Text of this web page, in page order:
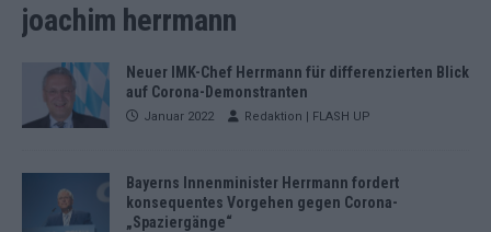
joachim herrmann
Neuer IMK-Chef Herrmann für differenzierten Blick
auf Corona-Demonstranten
Januar 2022 Redaktion | FLASH UP
Bayerns Innenminister Herrmann fordert
konsequentes Vorgehen gegen Corona-
„Spaziergänge“